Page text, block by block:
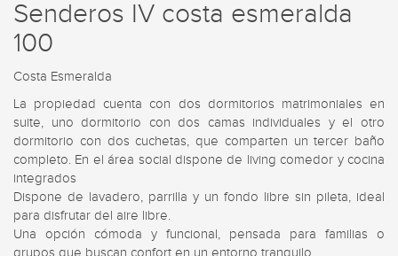
Senderos IV costa esmeralda
100
Costa Esmeralda
La propiedad cuenta con dos dormitorios matrimoniales en
suite, uno dormitorio con dos camas individuales y el otro
dormitorio con dos cuchetas, que comparten un tercer baño
completo. En el área social dispone de living comedor y cocina
integrados
Dispone de lavadero, parrilla y un fondo libre sin pileta, ideal
para disfrutar del aire libre.
Una opción cómoda y funcional, pensada para familias o
grupos que buscan confort en un entorno tranquilo.